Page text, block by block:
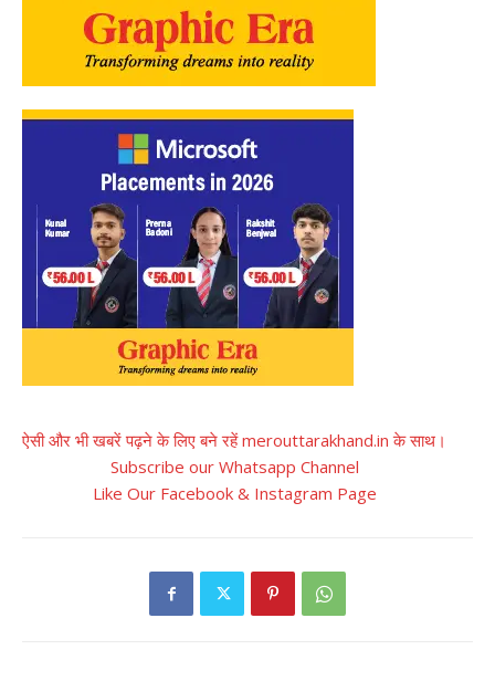
ऐसी और भी खबरें पढ़ने के लिए बने रहें merouttarakhand.in के साथ।
Subscribe our Whatsapp Channel
Like Our Facebook & Instagram Page